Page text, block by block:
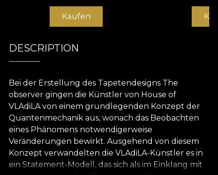
Kaufen
DESCRIPTION
Bei der Erstellung des Tapetendesigns The
observer gingen die Künstler von House of
VLAdiLA von einem grundlegenden Konzept der
Quantenmechanik aus, wonach das Beobachten
eines Phänomens notwendigerweise
Veränderungen bewirkt. Ausgehend von diesem
Konzept verwandelten die VLAdiLA-Künstler es in
ein Statement-Modell, das sich als im Einklang mit